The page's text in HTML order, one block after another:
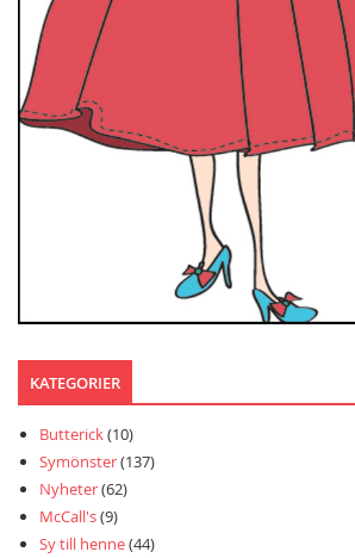
KATEGORIER
Butterick(10)
Symönster(137)
Nyheter(62)
McCall's(9)
Sy till henne(44)